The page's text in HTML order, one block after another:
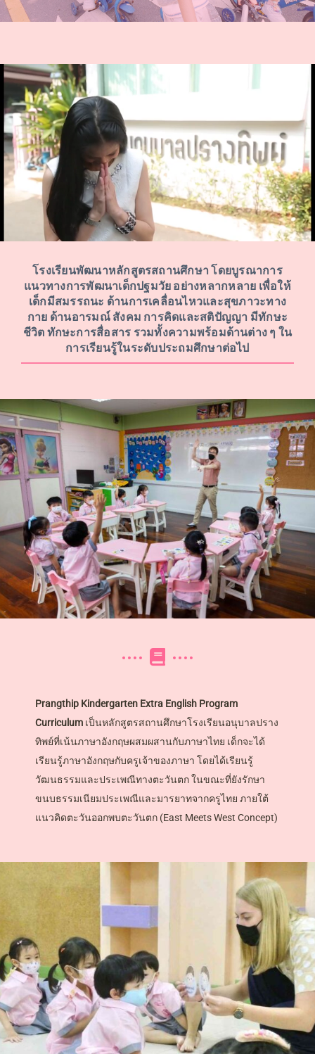
โรงเรียนพัฒนาหลักสูตรสถานศึกษา โดยบูรณาการ
แนวทางการพัฒนาเด็กปฐมวัย อย่างหลากหลาย เพื่อให้
เด็กมีสมรรถนะ ด้านการเคลื่อนไหวและสุขภาวะทาง
กาย ด้านอารมณ์ สังคม การคิดและสติปัญญา มีทักษะ
ชีวิต ทักษะการสื่อสาร รวมทั้งความพร้อมด้านต่าง ๆ ใน
การเรียนรู้ในระดับประถมศึกษาต่อไป
Prangthip Kindergarten Extra English Program
Curriculum เป็นหลักสูตรสถานศึกษาโรงเรียนอนุบาลปราง
ทิพย์ที่เน้นภาษาอังกฤษผสมผสานกับภาษาไทย เด็กจะได้
เรียนรู้ภาษาอังกฤษกับครูเจ้าของภาษา โดยได้เรียนรู้
วัฒนธรรมและประเพณีทางตะวันตก ในขณะที่ยังรักษา
ขนบธรรมเนียมประเพณีและมารยาทจากครูไทย ภายใต้
แนวคิดตะวันออกพบตะวันตก (East Meets West Concept)